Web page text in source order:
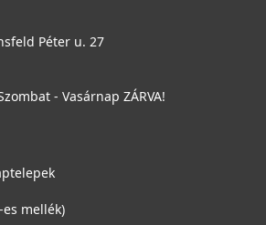
Péter u. 27
- Vasárnap ZÁRVA!
es mellék)